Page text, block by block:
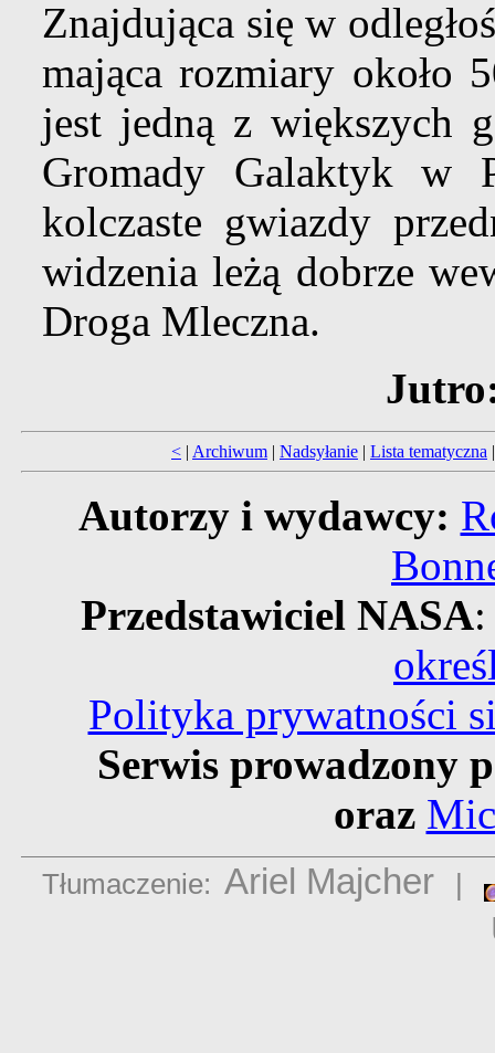
Znajdująca się w
mająca rozmiary
jest jedną z większych
Gromady Galaktyk w
kolczaste gwiazdy
widzenia leżą dobrze
Droga Mleczna.
< | Archiwum | Nadsyłanie | Lista tematyczna
Autorzy i wydawcy:
Przedstawiciel NASA
Polityka prywatności
Serwis prowadzony
oraz
Tłumaczenie: Ariel Majcher |